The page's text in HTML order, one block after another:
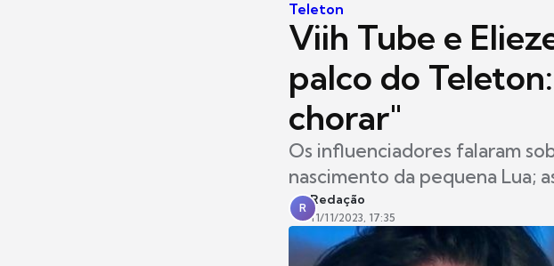
Teleton
Viih Tube e
palco do
chorar"
Os influenciadores falaram
nascimento da pequena Lua;
R
Redação
11/11/2023, 17:35